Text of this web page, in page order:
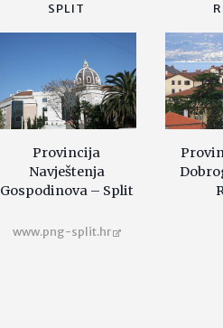
SPLIT
Provincija
Navještenja
Gospodinova – Split
www.png-split.hr